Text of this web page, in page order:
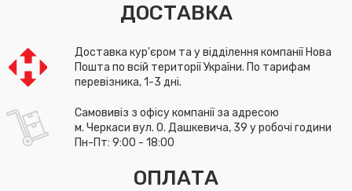
ДОСТАВКА
Доставка кур'єром та у відділення компанії Нова
Пошта по всій території України. По тарифам
перевізника, 1-3 дні.
Самовивіз з офісу компанії за адресою
м. Черкаси вул. О. Дашкевича, 39 у робочі години
Пн-Пт: 9:00 - 18:00
ОПЛАТА